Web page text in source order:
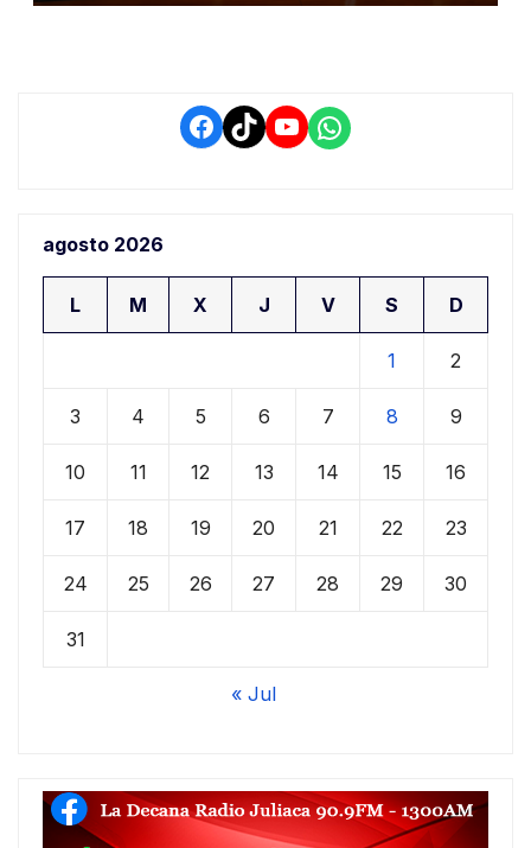
retrasos
Facebook
TikTokYouTube
WhatsApp
agosto 2026
L M X J V S D
1 2
3 4 5 6 7 8 9
10 11 12 13 14 15 16
17 18 19 20 21 22 23
24 25 26 27 28 29 30
31
« Jul